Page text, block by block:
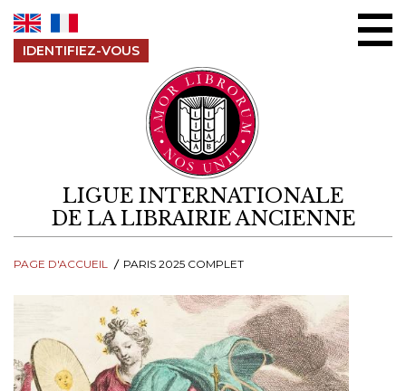
IDENTIFIEZ-VOUS
LIGUE INTERNATIONALE
DE LA LIBRAIRIE ANCIENNE
PAGE D'ACCUEIL PARIS 2025 COMPLET